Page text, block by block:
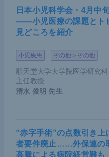
日本小児科学会・4月中
――小児医療の課題とト
見どころを紹介
小児疾患 その他＞その他
順天堂大学大学院医学研究
主任教授
清水 俊明 先生
“赤字手術”の点数引き
者要件廃止……外保連の
高騰による病院経営難も